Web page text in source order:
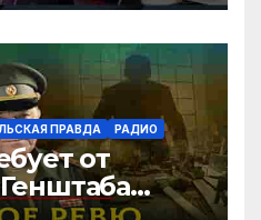
ПРАВДА РАДИО
от
операции